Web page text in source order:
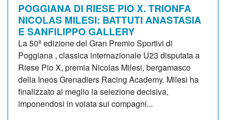
POGGIANA DI RIESE PIO X. TRIONFA
NICOLAS MILESI: BATTUTI ANASTASIA
E SANFILIPPO GALLERY
La 50ª edizione del Gran Premio Sportivi di
Poggiana , classica internazionale U23 disputata a
Riese Pio X, premia Nicolas Milesi, bergamasco
della Ineos Grenadiers Racing Academy. Milesi ha
finalizzato al meglio la selezione decisiva,
imponendosi in volata sui compagni...